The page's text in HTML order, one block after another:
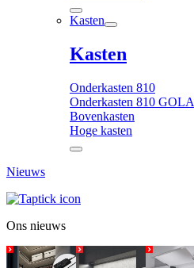
Kasten
Kasten
Onderkasten 810
Onderkasten 810 GOLA
Bovenkasten
Hoge kasten
Nieuws
Ons nieuws